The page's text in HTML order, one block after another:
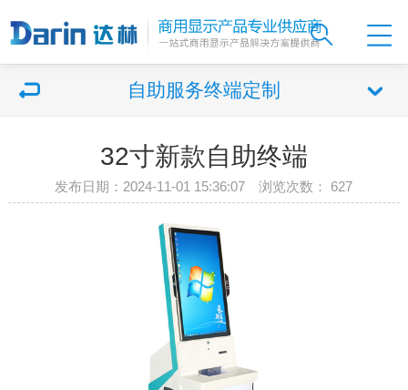
自助服务终端定制
32寸新款自助终端
发布日期：2024-11-01 15:36:07 浏览次数： 627